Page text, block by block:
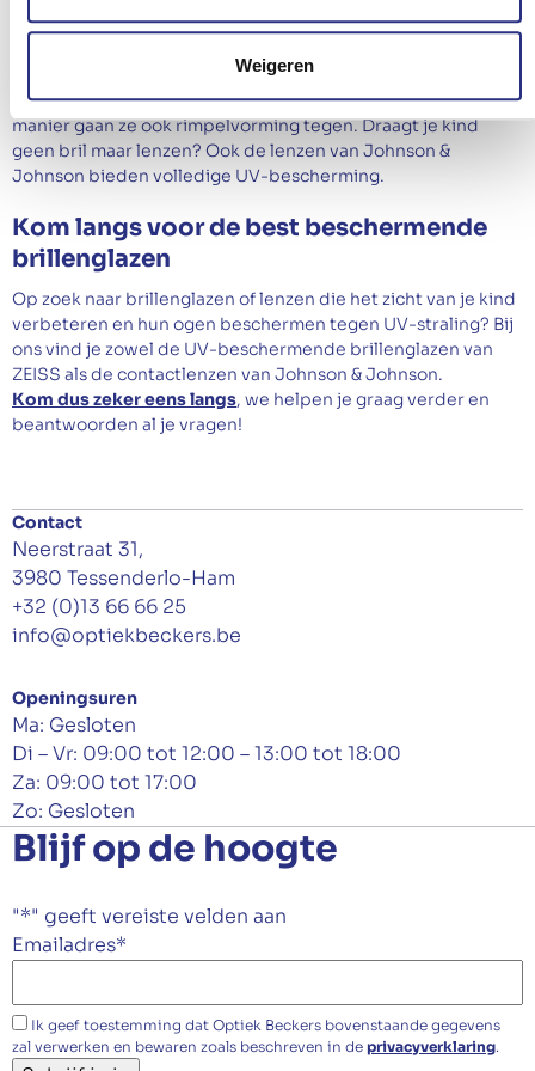
Weigeren
Naast bescherming van de ogen, beschermen zulke
brillenglazen ook de kwetsbare huid rond je ogen. Op die
manier gaan ze ook rimpelvorming tegen. Draagt je kind
geen bril maar lenzen? Ook de lenzen van Johnson &
Johnson bieden volledige UV-bescherming.
Kom langs voor de best beschermende
brillenglazen
Op zoek naar brillenglazen of lenzen die het zicht van je kind
verbeteren en hun ogen beschermen tegen UV-straling? Bij
ons vind je zowel de UV-beschermende brillenglazen van
ZEISS als de contactlenzen van Johnson & Johnson.
Kom dus zeker eens langs, we helpen je graag verder en
beantwoorden al je vragen!
Contact
Neerstraat 31,
3980 Tessenderlo-Ham
+32 (0)13 66 66 25
info@optiekbeckers.be
Openingsuren
Ma: Gesloten
Di – Vr: 09:00 tot 12:00 – 13:00 tot 18:00
Za: 09:00 tot 17:00
Zo: Gesloten
Blijf op de hoogte
"*" geeft vereiste velden aan
Emailadres*
Ik geef toestemming dat Optiek Beckers bovenstaande gegevens
zal verwerken en bewaren zoals beschreven in de privacyverklaring.